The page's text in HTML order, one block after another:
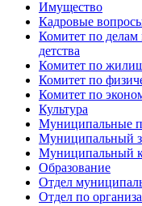
Имущество
Кадровые
Комитет по делам
детства
Комитет по
Комитет по
Комитет по
Культура
Муниципальные
Муниципальный
Муниципальный
Образование
Отдел
Отдел по